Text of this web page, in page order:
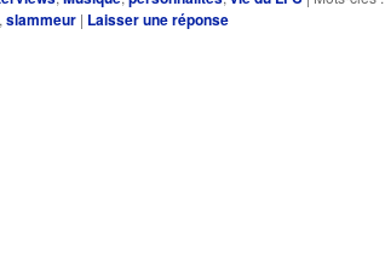
, slammeur | Laisser une réponse